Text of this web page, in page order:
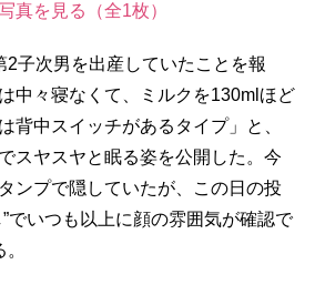
真を見る（全1枚）
子次男を出産していたことを報
中々寝なくて、ミルクを130mlほど
中スイッチがあるタイプ」と、
スヤスヤと眠る姿を公開した。今
ンプで隠していたが、この日の投
でいつも以上に顔の雰囲気が確認で